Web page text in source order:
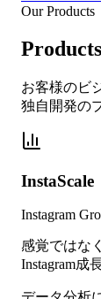
Our Products
Products
お客様のビ
独自開発の
InstaScale
Instagram
感覚ではな
Instagram成